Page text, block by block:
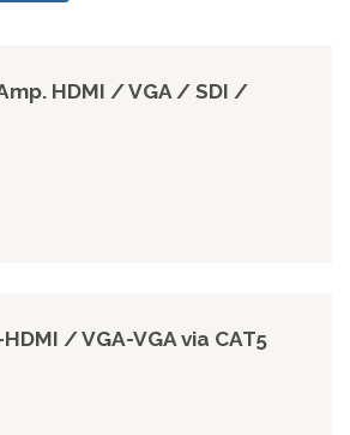
HDMI / VGA / SDI /
/ VGA-VGA via CAT5